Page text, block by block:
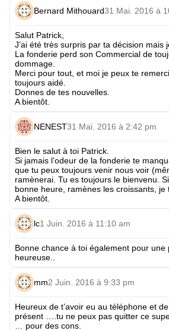
Bernard Mithouard31 Mai. 2016 à
Salut Patrick,
J’ai été très surpris par ta décision mais
La fonderie perd son Commercial de
dommage.
Merci pour tout, et moi je peux te
toujours aidé.
Donnes de tes nouvelles.
A bientôt.
NENEST31 Mai. 2016 à 2:42 pm
Bien le salut à toi Patrick.
Si jamais l’odeur de la fonderie te
que tu peux toujours venir nous voir
ramènerai. Tu es toujours le bienvenu.
bonne heure, ramènes les croissants, je
A bientôt.
lc1 Juin. 2016 à 11:10 am
Bonne chance à toi également pour
heureuse..
mm2 Juin. 2016 à 9:33 pm
Heureux de t’avoir eu au téléphone et
présent ….tu ne peux pas quitter ce
… pour des cons.